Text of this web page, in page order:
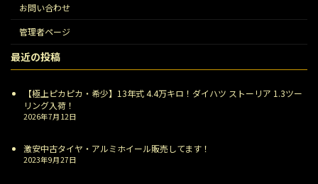
お問い合わせ
管理者ページ
最近の投稿
【極上ピカピカ・希少】13年式 4.4万キロ！ダイハツ ストーリア 1.3ツー
リング入荷！
2026年7月12日
激安中古タイヤ・アルミホイール販売してます！
2023年9月27日